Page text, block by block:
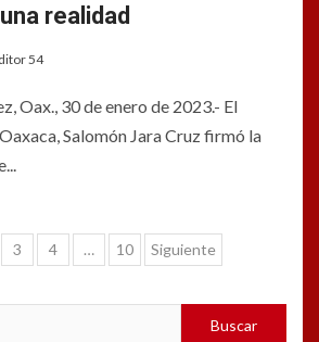
realidad
54
Oax., 30 de enero de 2023.- El
Salomón Jara Cruz firmó la
3 4 … 10 Siguiente